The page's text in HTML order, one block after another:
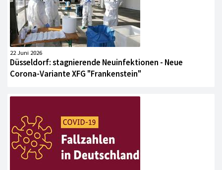
22 Juni 2026
Düsseldorf: stagnierende Neuinfektionen - Neue
Corona-Variante XFG "Frankenstein"